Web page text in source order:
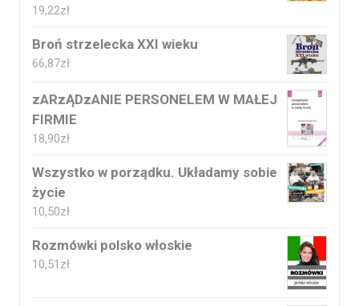
19,22zł
Broń strzelecka XXI wieku
66,87zł
zARzĄDzANIE PERSONELEM W MAŁEJ
FIRMIE
18,90zł
Wszystko w porządku. Układamy sobie
życie
10,50zł
Rozmówki polsko włoskie
10,51 zł